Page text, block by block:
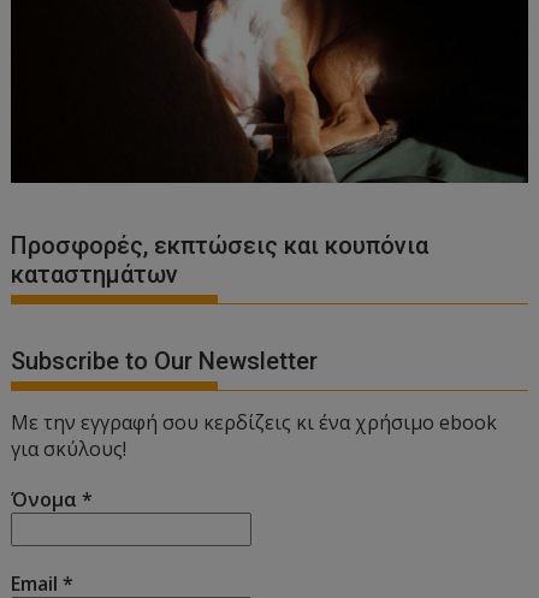
Προσφορές, εκπτώσεις και κουπόνια
καταστημάτων
Subscribe to Our Newsletter
Με την εγγραφή σου κερδίζεις κι ένα χρήσιμο ebook
για σκύλους!
Όνομα*
Email*